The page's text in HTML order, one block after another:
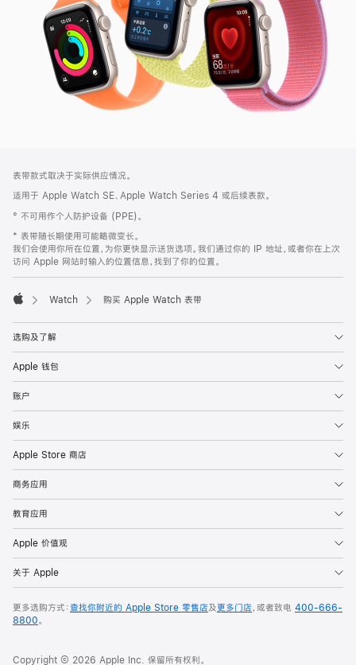
页
页
脚
注
表带款式取决于实际供应情况。
适用于 Apple Watch SE、Apple Watch Series 4 或后续表款。
° 不可用作个人防护设备 (PPE)。
* 表带随长期使用可能略微变长。
我们会使用你所在位置，为你更快显示送货选项。我们通过你的 IP 地址，或者你在上次
访问 Apple 网站时输入的位置信息，找到了你的位置。
Watch 购买 Apple Watch 表带
选购及了解
Apple 钱包
账户
娱乐
Apple Store 商店
商务应用
教育应用
Apple 价值观
关于 Apple
更多选购方式：查找你附近的 Apple Store 零售店及更多门店，或者致电 400-666-
8800。
Copyright © 2026 Apple Inc. 保留所有权利。